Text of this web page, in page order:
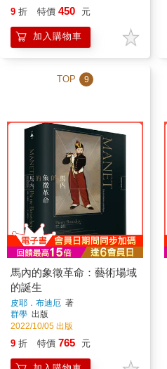
9 折 特價 450 元
加入購物車
TOP 9
馬內的象徵革命：藝術場域
的誕生
皮耶．布迪厄 著
群學 出版
2022/10/05 出版
9 折 特價 765 元